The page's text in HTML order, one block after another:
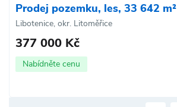
Prodej pozemku, les, 33 642 m²
Libotenice, okr. Litoměřice
377 000 Kč
Nabídněte cenu